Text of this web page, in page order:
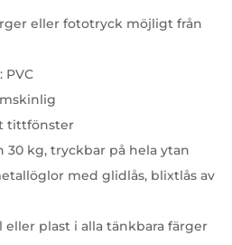
eller fototryck möjligt från
PVC
tittfönster
kg, tryckbar på hela ytan
med glidlås, blixtlås av
plast i alla tänkbara färger